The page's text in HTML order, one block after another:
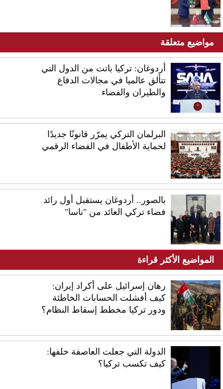
مواضيع متعلقة
أردوغان: تركيا باتت من الدول التي
تتألق عالميا في مجالات الدفاع
والطيران والفضاء
البرلمان التركي يمرّر قانونًا جديدًا
لحماية الأطفال في الفضاء الرقمي
بالصور.. أردوغان يستقبل أول رائد
فضاء تركي العائد من "ناسا"
المواضيع الأكثر قراءة
رهان إسرائيل على أكراد إيران:
كيف أفشلت الحسابات الخاطئة
ودور تركيا مخطط إسقاط النظام؟
الدولة التي جعلت العاصفة خلفها:
كيف تكسب تركيا؟